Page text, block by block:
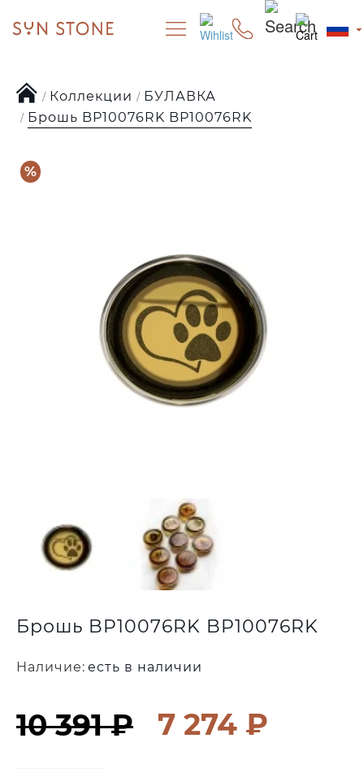
Коллекции
БУЛАВКА
Брошь BP10076RK BP10076RK
%
Брошь BP10076RK BP10076RK
7 274 ₽
10 391 ₽
Наличие: есть в наличии